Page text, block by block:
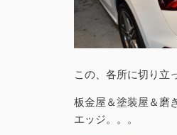
この、各所に切り立
板金屋＆塗装屋＆磨
エッジ。。。